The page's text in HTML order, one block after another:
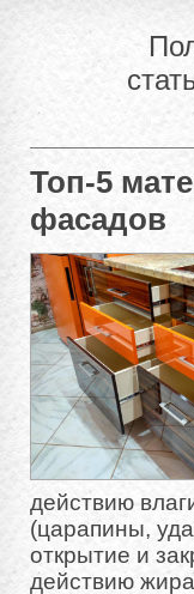
Топ-5
фасадов
действию
(царапины,
открытие и
действию